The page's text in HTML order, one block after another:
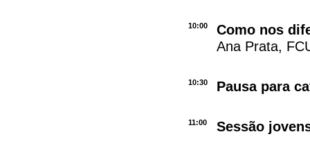
10:00
Como nos
Ana Prata,
10:30 Pausa para
11:00 Sessão